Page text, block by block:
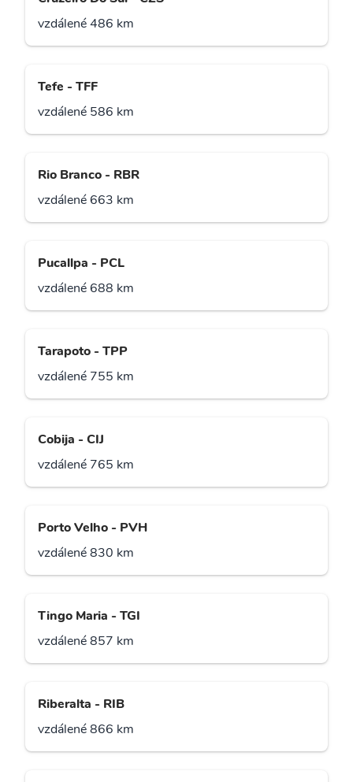
vzdálené 486 km
Tefe - TFF
vzdálené 586 km
Rio Branco - RBR
vzdálené 663 km
Pucallpa - PCL
vzdálené 688 km
Tarapoto - TPP
vzdálené 755 km
Cobija - CIJ
vzdálené 765 km
Porto Velho - PVH
vzdálené 830 km
Tingo Maria - TGI
vzdálené 857 km
Riberalta - RIB
vzdálené 866 km